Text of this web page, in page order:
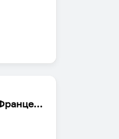
Апартаменты на улице Александра Францева 42